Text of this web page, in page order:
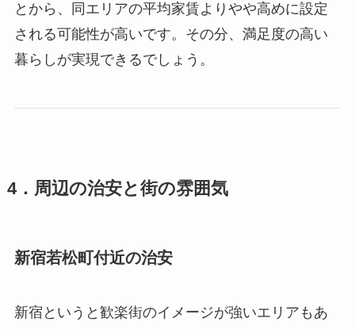
とから、同エリアの平均家賃よりやや高めに設定
される可能性が高いです。その分、満足度の高い
暮らしが実現できるでしょう。
4．周辺の治安と街の雰囲気
新宿若松町付近の治安
新宿というと歓楽街のイメージが強いエリアもあ